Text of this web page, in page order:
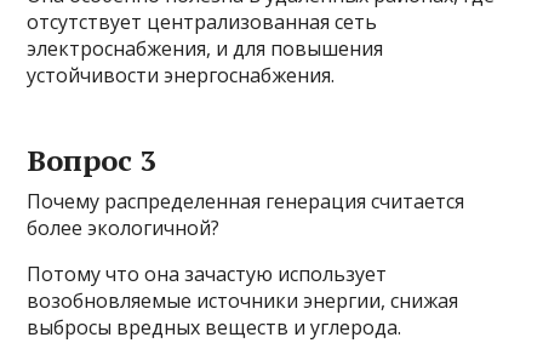
отсутствует централизованная сеть
электроснабжения, и для повышения
устойчивости энергоснабжения.
Вопрос 3
Почему распределенная генерация считается
более экологичной?
Потому что она зачастую использует
возобновляемые источники энергии, снижая
выбросы вредных веществ и углерода.